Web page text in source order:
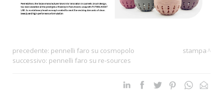
precedente: pennelli faro su cosmopolo
successivo: pennelli faro su re-sources
stampa